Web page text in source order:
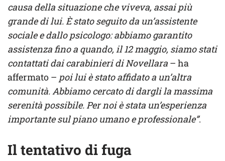
causa della situazione che viveva, assai più
grande di lui. È stato seguito da un’assistente
sociale e dallo psicologo: abbiamo garantito
assistenza fino a quando, il 12 maggio, siamo stati
contattati dai carabinieri di Novellara – ha
affermato – poi lui è stato affidato a un’altra
comunità. Abbiamo cercato di dargli la massima
serenità possibile. Per noi è stata un’esperienza
importante sul piano umano e professionale”.
Il tentativo di fuga